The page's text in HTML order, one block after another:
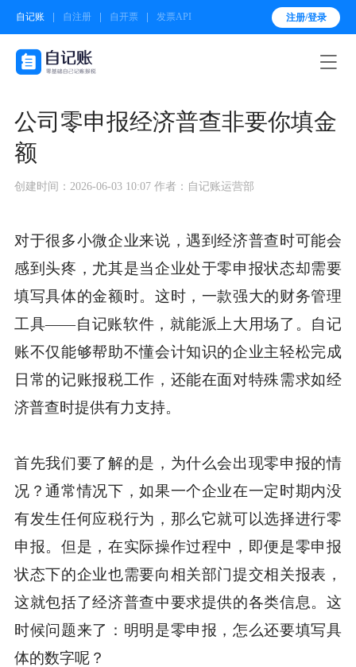
自记账 自注册 自开票 发票API 注册/登录

公司零申报经济普查非要你填金
额
创建时间：2026-06-03 10:07 作者：自记账运营部
对于很多小微企业来说，遇到经济普查时可能会
感到头疼，尤其是当企业处于零申报状态却需要
填写具体的金额时。这时，一款强大的财务管理
工具——自记账软件，就能派上大用场了。自记
账不仅能够帮助不懂会计知识的企业主轻松完成
日常的记账报税工作，还能在面对特殊需求如经
济普查时提供有力支持。
首先我们要了解的是，为什么会出现零申报的情
况？通常情况下，如果一个企业在一定时期内没
有发生任何应税行为，那么它就可以选择进行零
申报。但是，在实际操作过程中，即便是零申报
状态下的企业也需要向相关部门提交相关报表，
这就包括了经济普查中要求提供的各类信息。这
时候问题来了：明明是零申报，怎么还要填写具
体的数字呢？